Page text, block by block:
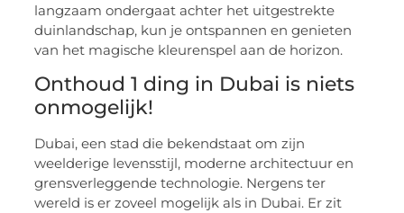
langzaam ondergaat achter het uitgestrekte
duinlandschap, kun je ontspannen en genieten
van het magische kleurenspel aan de horizon.
Onthoud 1 ding in Dubai is niets
onmogelijk!
Dubai, een stad die bekendstaat om zijn
weelderige levensstijl, moderne architectuur en
grensverleggende technologie. Nergens ter
wereld is er zoveel mogelijk als in Dubai. Er zit